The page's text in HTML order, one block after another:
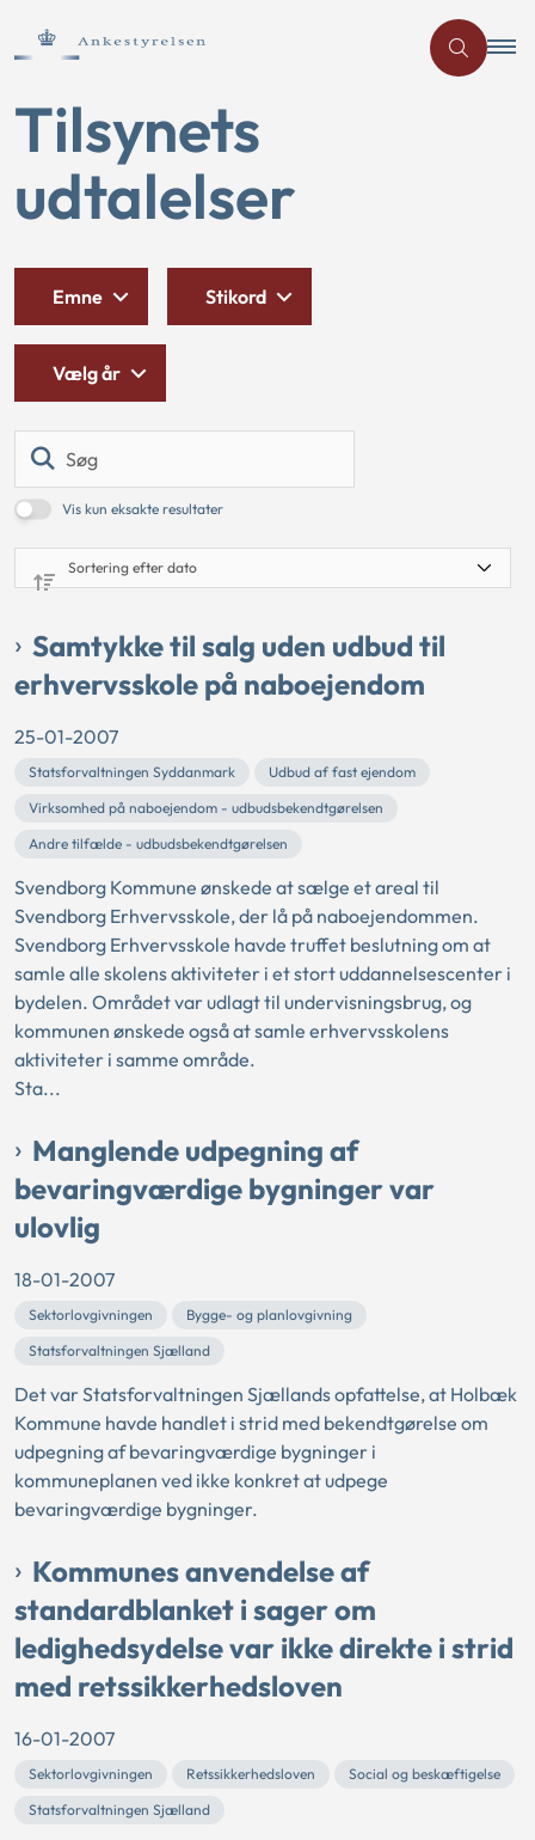
Tilsynets
udtalelser
Vis kun eksakte resultater
Emne Stikord
Vælg år
Samtykke til salg uden udbud til
erhvervsskole på naboejendom
25-01-2007
Statsforvaltningen Syddanmark
Udbud af fast ejendom
Virksomhed på naboejendom - udbudsbekendtgørelsen
Andre tilfælde - udbudsbekendtgørelsen
Svendborg Kommune ønskede at sælge et areal til
Svendborg Erhvervsskole, der lå på naboejendommen.
Svendborg Erhvervsskole havde truffet beslutning om at
samle alle skolens aktiviteter i et stort uddannelsescenter i
bydelen. Området var udlagt til undervisningsbrug, og
kommunen ønskede også at samle erhvervsskolens
aktiviteter i samme område.
Sta...
Manglende udpegning af
bevaringværdige bygninger var
ulovlig
18-01-2007
Sektorlovgivningen
Bygge- og planlovgivning
Statsforvaltningen Sjælland
Det var Statsforvaltningen Sjællands opfattelse, at Holbæk
Kommune havde handlet i strid med bekendtgørelse om
udpegning af bevaringværdige bygninger i
kommuneplanen ved ikke konkret at udpege
bevaringværdige bygninger.
Kommunes anvendelse af
standardblanket i sager om
ledighedsydelse var ikke direkte i strid
med retssikkerhedsloven
16-01-2007
Sektorlovgivningen Retssikkerhedsloven
Social og beskæftigelse
Statsforvaltningen Sjælland